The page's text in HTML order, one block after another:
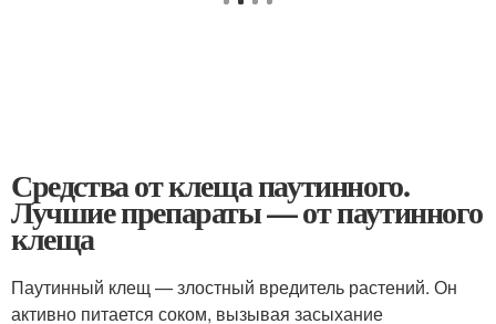
Средства от клеща паутинного.
Лучшие препараты — от паутинного
клеща
Паутинный клещ — злостный вредитель растений. Он
активно питается соком, вызывая засыхание